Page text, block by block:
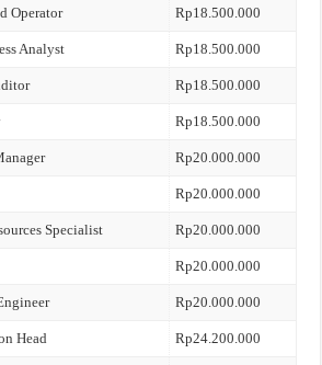
Operator Rp18.500.000
Analyst Rp18.500.000
Rp18.500.000
Rp18.500.000
Rp20.000.000
Rp20.000.000
Specialist Rp20.000.000
Rp20.000.000
Rp20.000.000
Head Rp24.200.000